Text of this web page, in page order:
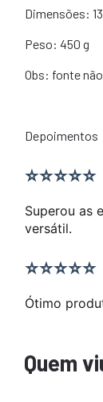
Dimensões:
Peso: 450 g
Obs: fonte
Depoimentos
⭐⭐⭐⭐⭐
Superou as
versátil.
⭐⭐⭐⭐⭐
Ótimo
Quem